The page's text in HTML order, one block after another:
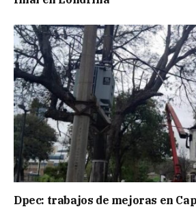
Dpec: trabajos de mejoras en